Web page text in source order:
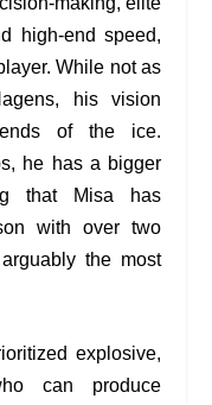
high-end speed,
While not as
his vision
of the ice.
he has a bigger
that Misa has
with over two
the most
explosive,
can produce